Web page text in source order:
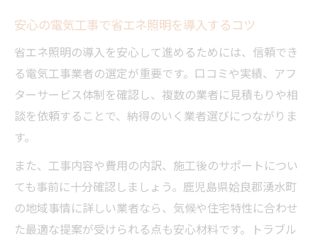
安心の電気工事で省エネ照明を導入するコツ
省エネ照明の導入を安心して進めるためには、信頼でき
る電気工事業者の選定が重要です。口コミや実績、アフ
ターサービス体制を確認し、複数の業者に見積もりや相
談を依頼することで、納得のいく業者選びにつながりま
す。
また、工事内容や費用の内訳、施工後のサポートについ
ても事前に十分確認しましょう。鹿児島県姶良郡湧水町
の地域事情に詳しい業者なら、気候や住宅特性に合わせ
た最適な提案が受けられる点も安心材料です。トラブル